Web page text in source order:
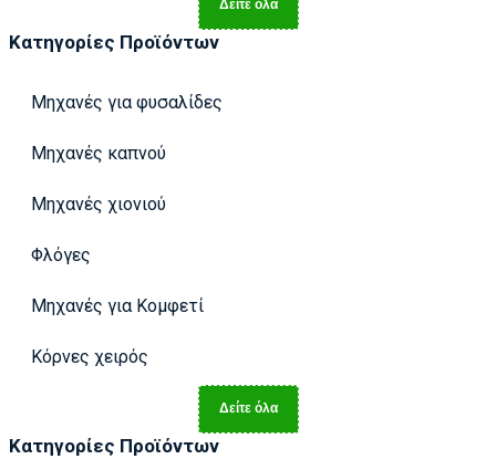
Δείτε όλα
Κατηγορίες Προϊόντων
Μηχανές για φυσαλίδες
Μηχανές καπνού
Μηχανές χιονιού
Φλόγες
Μηχανές για Κομφετί
Κόρνες χειρός
Δείτε όλα
Κατηγορίες Προϊόντων